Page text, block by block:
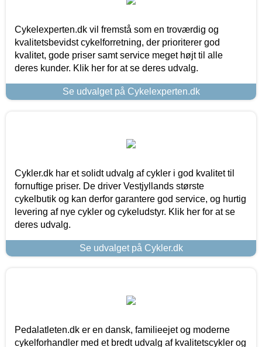
Cykelexperten.dk vil fremstå som en troværdig og
kvalitetsbevidst cykelforretning, der prioriterer god
kvalitet, gode priser samt service meget højt til alle
deres kunder. Klik her for at se deres udvalg.
Se udvalget på Cykelexperten.dk
Cykler.dk har et solidt udvalg af cykler i god kvalitet til
fornuftige priser. De driver Vestjyllands største
cykelbutik og kan derfor garantere god service, og hurtig
levering af nye cykler og cykeludstyr. Klik her for at se
deres udvalg.
Se udvalget på Cykler.dk
Pedalatleten.dk er en dansk, familieejet og moderne
cykelforhandler med et bredt udvalg af kvalitetscykler og